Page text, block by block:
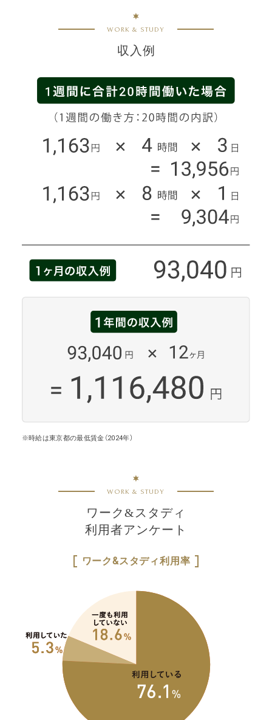
WORK & STUDY
収入例
※時給は東京都の最低賃金（2024年）
WORK & STUDY
ワーク&スタディ
利用者アンケート
ワーク&スタディ利用率